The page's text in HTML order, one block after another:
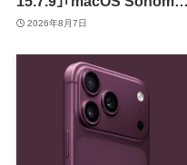
14.8.9｣をリリース ｰ 画面共
2026年8月7日